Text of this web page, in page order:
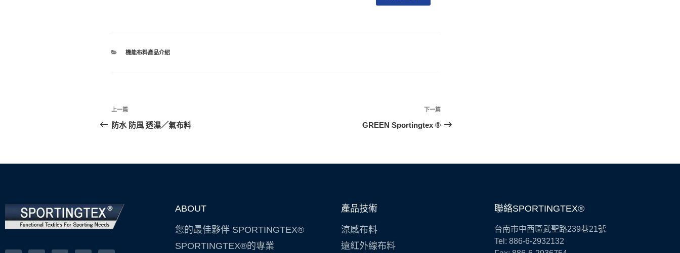
機能布料產品介紹
上一篇
防水 防風 透濕／氣布料
下一篇
GREEN Sportingtex ®
ABOUT
您的最佳夥伴 SPORTINGTEX®
SPORTINGTEX®的專業
產品技術
涼感布料
遠紅外線布料
聯絡SPORTINGTEX®
台南市中西區武聖路239巷21號
Tel: 886-6-2932132